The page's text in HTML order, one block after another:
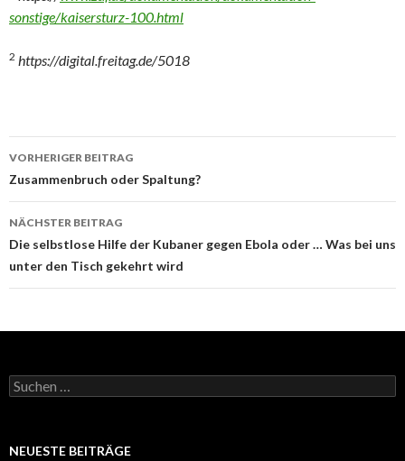
sonstige/kaisersturz-100.html
2 https://digital.freitag.de/5018
Beitrags-
Navigation
VORHERIGER BEITRAG
Zusammenbruch oder Spaltung?
NÄCHSTER BEITRAG
Die selbstlose Hilfe der Kubaner gegen Ebola oder … Was bei uns
unter den Tisch gekehrt wird
Suchen
nach:
NEUESTE BEITRÄGE